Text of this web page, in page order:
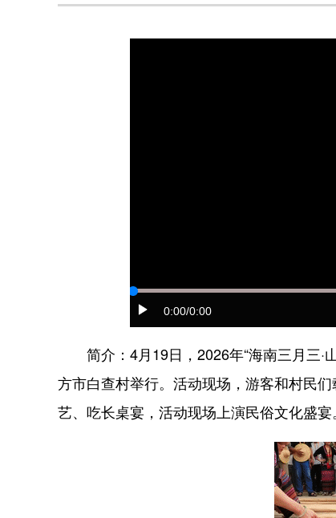
0:00/0:00
简介：4月19日，2026年“海南三月三·
方市白查村举行。活动现场，游客和村民
艺、吃长桌宴，活动现场上演民俗文化盛宴。